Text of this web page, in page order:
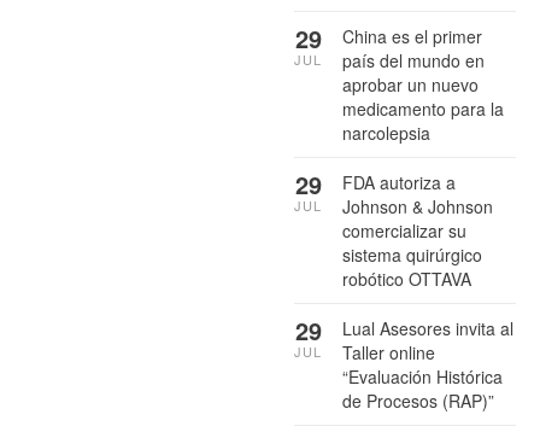
China es el primer
país del mundo en
aprobar un nuevo
medicamento para la
narcolepsia
29
JUL
FDA autoriza a
Johnson & Johnson
comercializar su
sistema quirúrgico
robótico OTTAVA
29
JUL
Lual Asesores invita al
Taller online
“Evaluación Histórica
de Procesos (RAP)”
29
JUL